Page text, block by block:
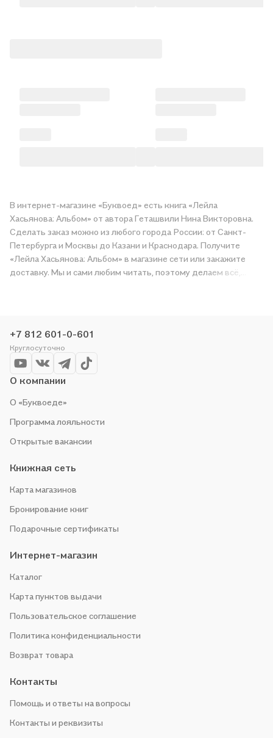
В интернет-магазине «Буквоед» есть книга «Лейла
Хасьянова: Альбом» от автора Геташвили Нина Викторовна.
Сделать заказ можно из любого города России: от Санкт-
Петербурга и Москвы до Казани и Краснодара. Получите
«Лейла Хасьянова: Альбом» в магазине сети или закажите
доставку. Мы и сами любим читать, поэтому делаем всё,
+7 812 601-0-601
Круглосуточно
О компании
О «Буквоеде»
Программа лояльности
Открытые вакансии
Книжная сеть
Карта магазинов
Бронирование книг
Подарочные сертификаты
Интернет-магазин
Каталог
Карта пунктов выдачи
Пользовательское соглашение
Политика конфиденциальности
Возврат товара
Контакты
Помощь и ответы на вопросы
Контакты и реквизиты